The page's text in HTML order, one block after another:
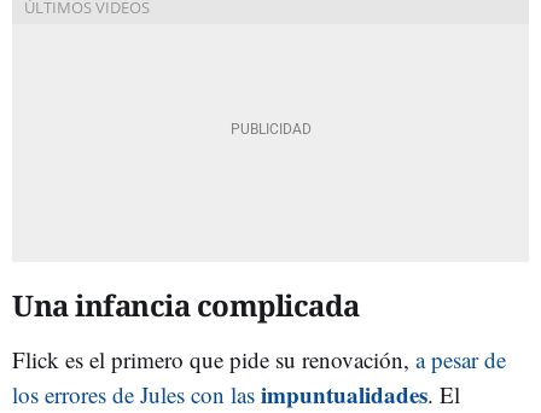
Una infancia complicada
Flick es el primero que pide su renovación, a pesar de
los errores de Jules con las impuntualidades. El